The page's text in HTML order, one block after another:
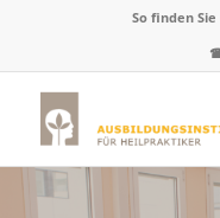
So finden Sie